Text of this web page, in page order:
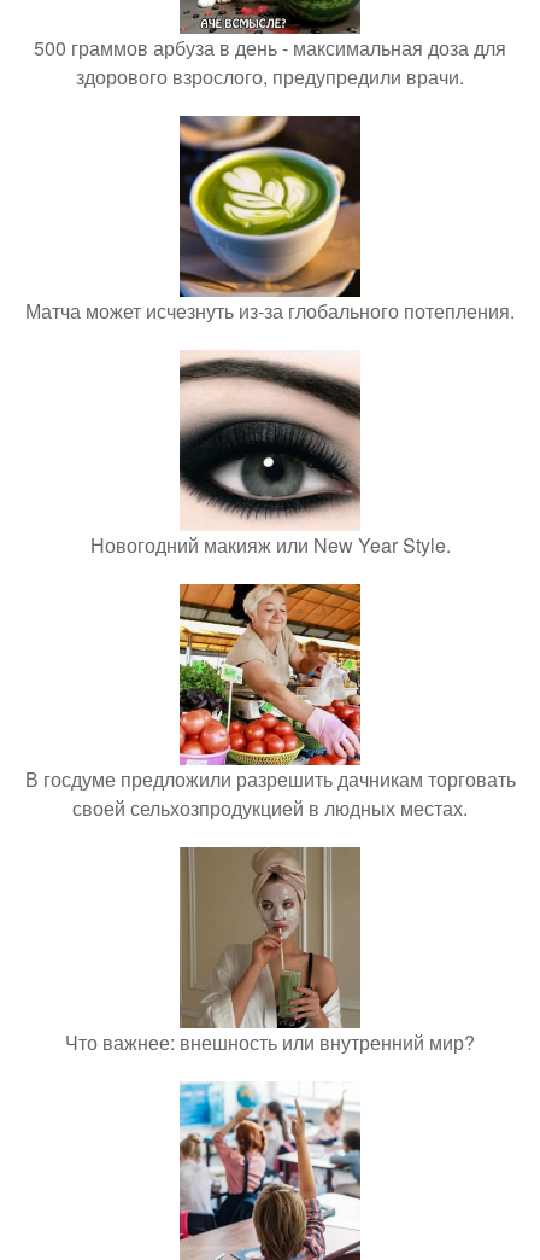
500 граммов арбуза в день - максимальная доза для
здорового взрослого, предупредили врачи.
Матча может исчезнуть из-за глобального потепления.
Новогодний макияж или New Year Style.
В госдуме предложили разрешить дачникам торговать
своей сельхозпродукцией в людных местах.
Что важнее: внешность или внутренний мир?